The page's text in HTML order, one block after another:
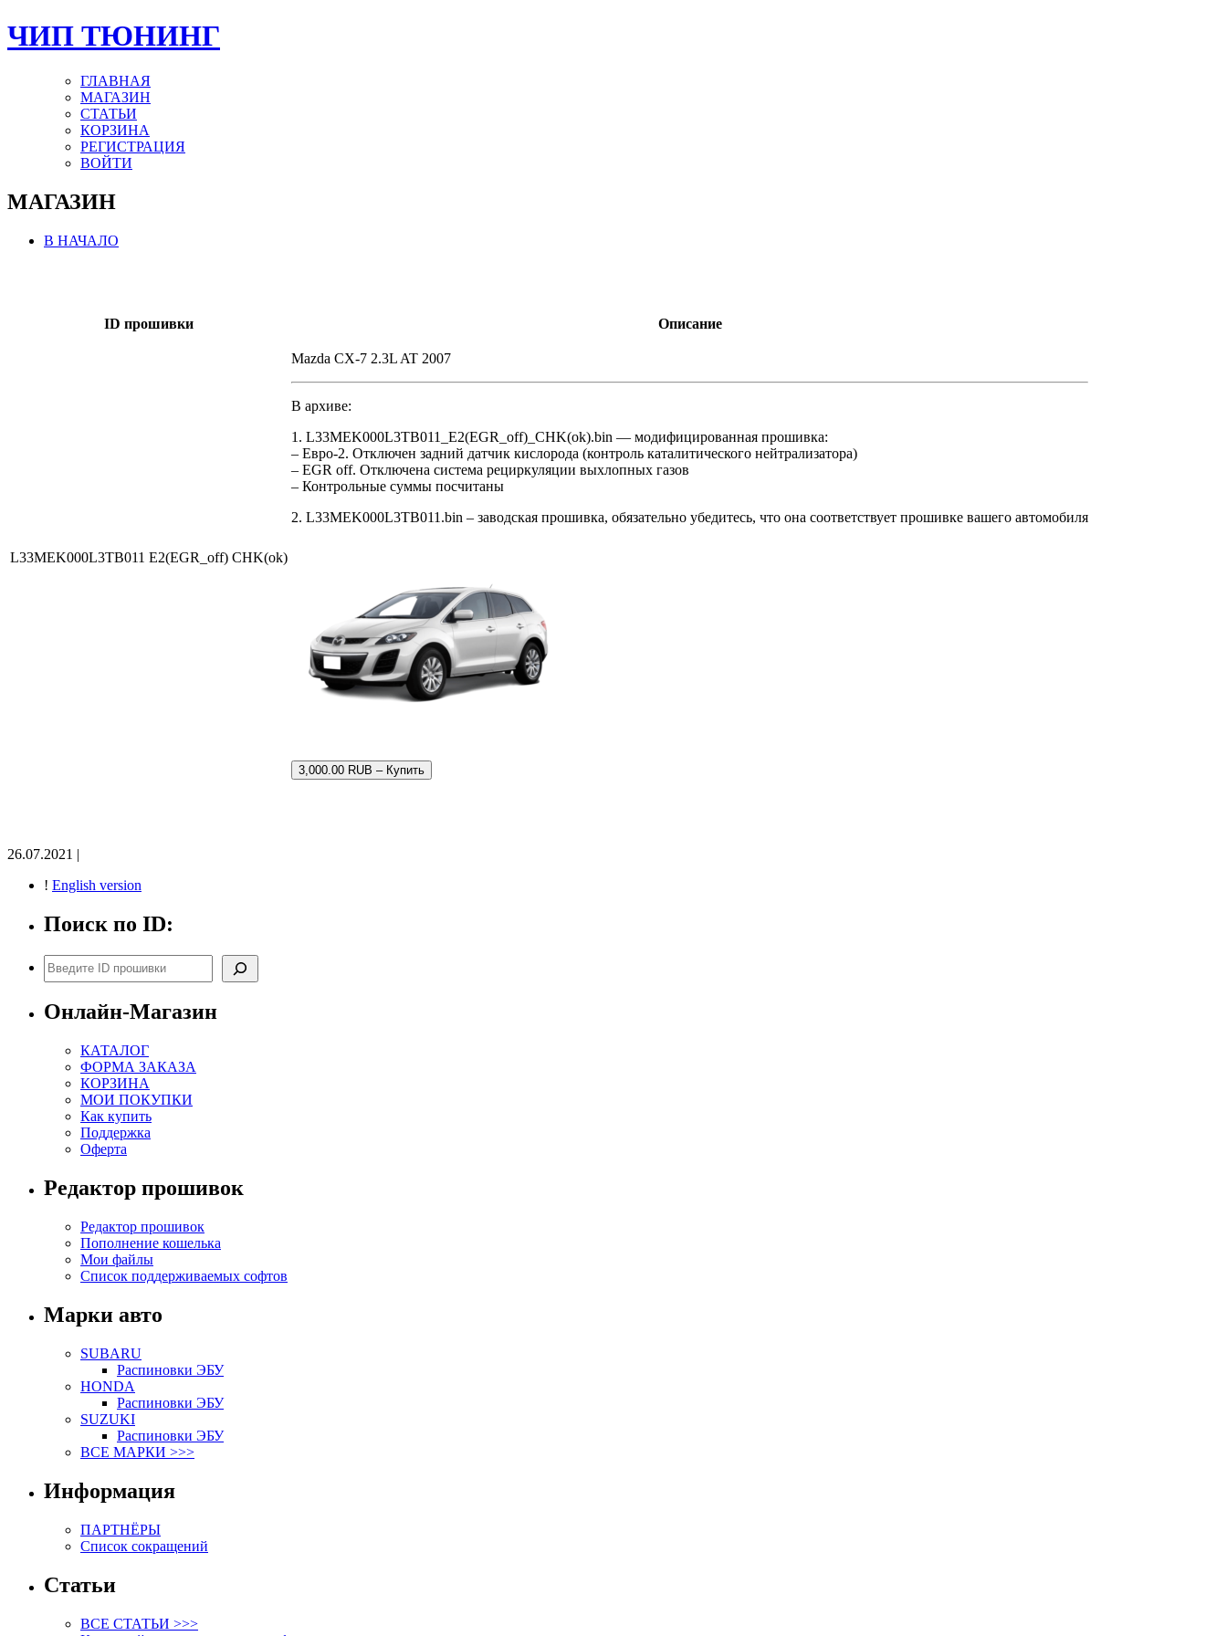
ЧИП ТЮНИНГ
ГЛАВНАЯ
МАГАЗИН
СТАТЬИ
КОРЗИНА
РЕГИСТРАЦИЯ
ВОЙТИ
МАГАЗИН
В НАЧАЛО
ID прошивки Описание
L33MEK000L3TB011 E2(EGR_off) CHK(ok)
Mazda CX-7 2.3L AT 2007
В архиве:
1. L33MEK000L3TB011_E2(EGR_off)_CHK(ok).bin — модифицированная прошивка:
– Евро-2. Отключен задний датчик кислорода (контроль каталитического нейтрализатора)
– EGR off. Отключена система рециркуляции выхлопных газов
– Контрольные суммы посчитаны
2. L33MEK000L3TB011.bin – заводская прошивка, обязательно убедитесь, что она соответствует прошивке вашего автомобиля
3,000.00 RUB – Купить
26.07.2021 |
! English version
Поиск по ID:
Поиск
Онлайн-Магазин
КАТАЛОГ
ФОРМА ЗАКАЗА
КОРЗИНА
МОИ ПОКУПКИ
Как купить
Поддержка
Оферта
Редактор прошивок
Редактор прошивок
Пополнение кошелька
Мои файлы
Список поддерживаемых софтов
Марки авто
SUBARU
Распиновки ЭБУ
HONDA
Распиновки ЭБУ
SUZUKI
Распиновки ЭБУ
ВСЕ МАРКИ >>>
Информация
ПАРТНЁРЫ
Список сокращений
Статьи
ВСЕ СТАТЬИ >>>